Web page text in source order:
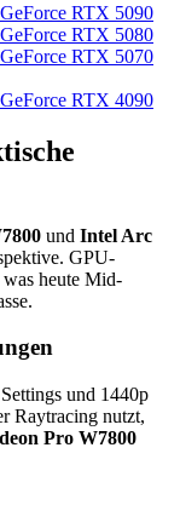
RTX 5090
RTX 5080
RTX 5070
RTX 4090
und Intel Arc
GPU-
heute Mid-
und 1440p
Raytracing nutzt,
Pro W7800